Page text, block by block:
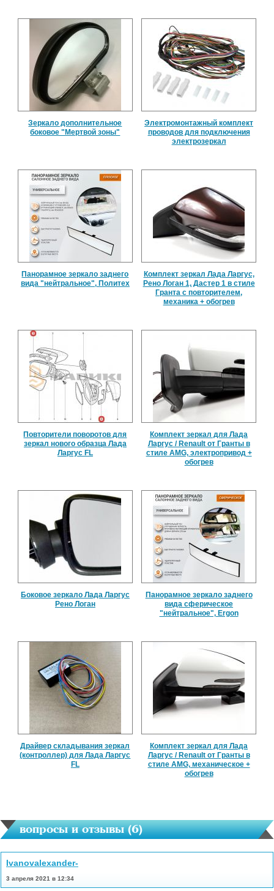
Зеркало дополнительное
боковое "Мертвой зоны"
Электромонтажный комплект
проводов для подключения
электрозеркал
Панорамное зеркало заднего
вида "нейтральное", Политех
Комплект зеркал Лада Ларгус,
Рено Логан 1, Дастер 1 в стиле
Гранта с повторителем,
механика + обогрев
Повторители поворотов для
зеркал нового образца Лада
Ларгус FL
Комплект зеркал для Лада
Ларгус / Renault от Гранты в
стиле AMG, электропривод +
обогрев
Боковое зеркало Лада Ларгус
Рено Логан
Панорамное зеркало заднего
вида сферическое
"нейтральное", Ergon
Драйвер складывания зеркал
(контроллер) для Лада Ларгус
FL
Комплект зеркал для Лада
Ларгус / Renault от Гранты в
стиле AMG, механическое +
обогрев
вопросы и отзывы (6)
Ivanovalexander-
3 апреля 2021 в 12:34